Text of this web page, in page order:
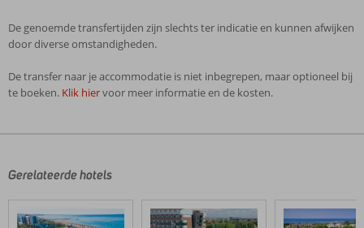
De genoemde transfertijden zijn slechts ter indicatie en kunnen afwijken
door diverse omstandigheden.
De transfer naar je accommodatie is niet inbegrepen, maar optioneel bij
te boeken. Klik hiervoor meer informatie en de kosten.
door
geschreven
Gerelateerde hotels